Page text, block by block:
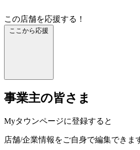
この店舗を応援する！
ここから応援
事業主の皆さま
Myタウンページに登録すると
店舗/企業情報をご自身で編集できま